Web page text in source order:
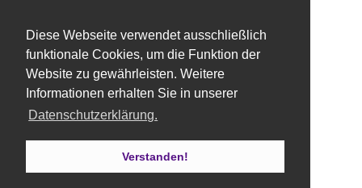
Diese Webseite verwendet ausschließlich
funktionale Cookies, um die Funktion der
Website zu gewährleisten. Weitere
Informationen erhalten Sie in unserer
Datenschutzerklärung.
Verstanden!